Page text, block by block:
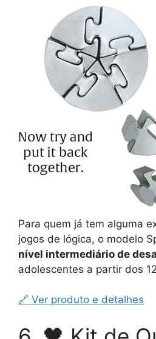
Para quem já tem alguma
jogos de lógica, o modelo
nível intermediário de
adolescentes a partir dos
🔗 Ver produto e detalhes